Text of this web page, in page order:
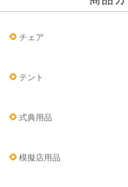
チェア
テント
式典用品
模擬店用品